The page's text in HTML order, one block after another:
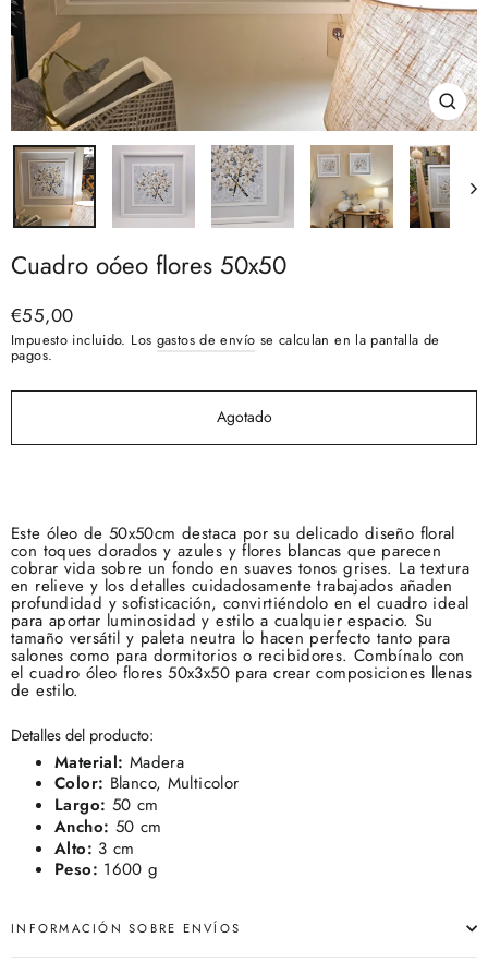
(esc)
Cuadro oóeo flores 50x50
Precio
habitual
€55,00
Impuesto incluido. Los gastos de envío se calculan en la pantalla de
pagos.
Agotado
Este óleo de 50x50cm destaca por su delicado diseño floral
con toques dorados y azules y flores blancas que parecen
cobrar vida sobre un fondo en suaves tonos grises. La textura
en relieve y los detalles cuidadosamente trabajados añaden
profundidad y sofisticación, convirtiéndolo en el cuadro ideal
para aportar luminosidad y estilo a cualquier espacio. Su
tamaño versátil y paleta neutra lo hacen perfecto tanto para
salones como para dormitorios o recibidores. Combínalo con
el cuadro óleo flores 50x3x50 para crear composiciones llenas
de estilo.
Detalles del producto:
Material: Madera
Color: Blanco, Multicolor
Largo: 50 cm
Ancho: 50 cm
Alto: 3 cm
Peso: 1600 g
INFORMACIÓN SOBRE ENVÍOS